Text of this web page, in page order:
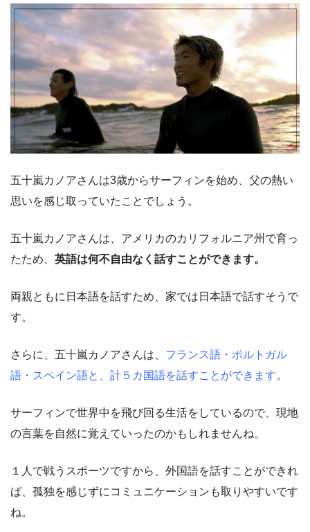
五十嵐カノアさんは3歳からサーフィンを始め、父の熱い
思いを感じ取っていたことでしょう。
五十嵐カノアさんは、アメリカのカリフォルニア州で育っ
たため、 英語は何不自由なく話すことができます。
両親ともに日本語を話すため、家では日本語で話すそうで
す。
さらに、五十嵐カノアさんは、 フランス語・ポルトガル
語・スペイン語と、計５カ国語を話すことができます。
サーフィンで世界中を飛び回る生活をしているので、現地
の言葉を自然に覚えていったのかもしれませんね。
１人で戦うスポーツですから、外国語を話すことができれ
ば、孤独を感じずにコミュニケーションも取りやすいです
ね。